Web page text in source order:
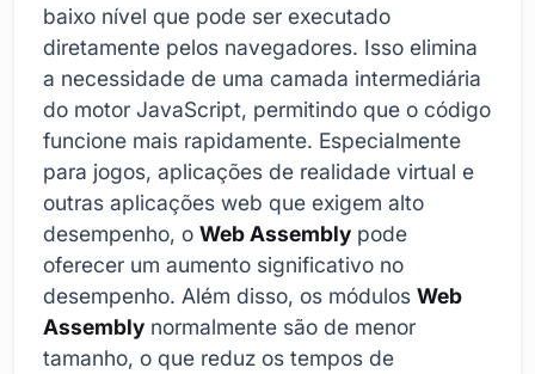
baixo nível que pode ser executado
diretamente pelos navegadores. Isso elimina
a necessidade de uma camada intermediária
do motor JavaScript, permitindo que o código
funcione mais rapidamente. Especialmente
para jogos, aplicações de realidade virtual e
outras aplicações web que exigem alto
desempenho, o Web Assembly pode
oferecer um aumento significativo no
desempenho. Além disso, os módulos Web
Assembly normalmente são de menor
tamanho, o que reduz os tempos de